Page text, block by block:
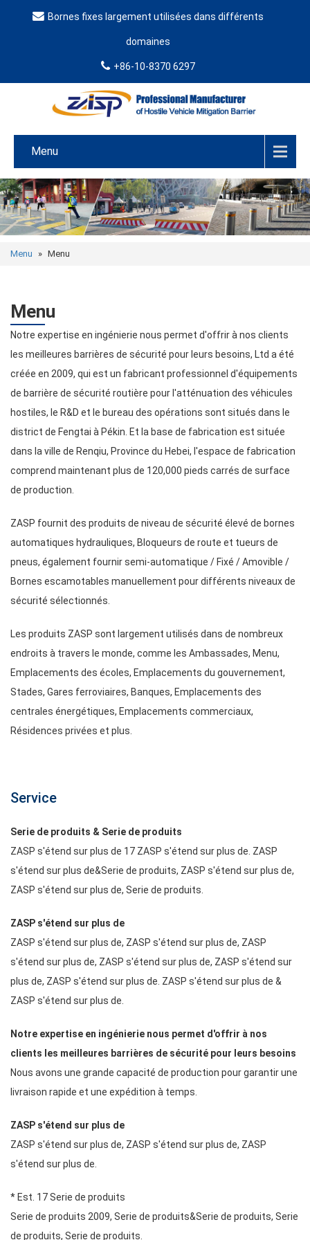
Bornes fixes largement utilisées dans différents
domaines
+86-10-8370 6297
Menu
Menu » Menu
Menu
Notre expertise en ingénierie nous permet d'offrir à nos clients
les meilleures barrières de sécurité pour leurs besoins, Ltd a été
créée en 2009, qui est un fabricant professionnel d'équipements
de barrière de sécurité routière pour l'atténuation des véhicules
hostiles, le R&D et le bureau des opérations sont situés dans le
district de Fengtai à Pékin. Et la base de fabrication est située
dans la ville de Renqiu, Province du Hebei, l'espace de fabrication
comprend maintenant plus de 120,000 pieds carrés de surface
de production.
ZASP fournit des produits de niveau de sécurité élevé de bornes
automatiques hydrauliques, Bloqueurs de route et tueurs de
pneus, également fournir semi-automatique / Fixé / Amovible /
Bornes escamotables manuellement pour différents niveaux de
sécurité sélectionnés.
Les produits ZASP sont largement utilisés dans de nombreux
endroits à travers le monde, comme les Ambassades, Menu,
Emplacements des écoles, Emplacements du gouvernement,
Stades, Gares ferroviaires, Banques, Emplacements des
centrales énergétiques, Emplacements commerciaux,
Résidences privées et plus.
Service
Serie de produits & Serie de produits
ZASP s'étend sur plus de 17 ZASP s'étend sur plus de. ZASP
s'étend sur plus de&Serie de produits, ZASP s'étend sur plus de,
ZASP s'étend sur plus de, Serie de produits.
ZASP s'étend sur plus de
ZASP s'étend sur plus de, ZASP s'étend sur plus de, ZASP
s'étend sur plus de, ZASP s'étend sur plus de, ZASP s'étend sur
plus de, ZASP s'étend sur plus de. ZASP s'étend sur plus de &
ZASP s'étend sur plus de.
Notre expertise en ingénierie nous permet d'offrir à nos
clients les meilleures barrières de sécurité pour leurs besoins
Nous avons une grande capacité de production pour garantir une
livraison rapide et une expédition à temps.
ZASP s'étend sur plus de
ZASP s'étend sur plus de, ZASP s'étend sur plus de, ZASP
s'étend sur plus de.
* Est. 17 Serie de produits
Serie de produits 2009, Serie de produits&Serie de produits, Serie
de produits, Serie de produits.